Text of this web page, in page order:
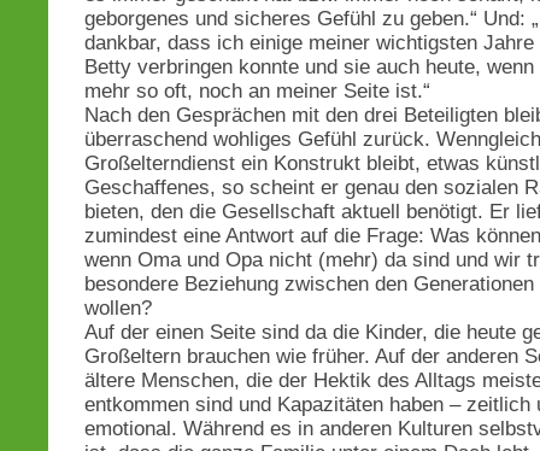
geborgenes und sicheres Gefühl zu geben.“ Und:
dankbar, dass ich einige meiner wichtigsten
Betty verbringen konnte und sie auch heute,
mehr so oft, noch an meiner Seite ist.“
Nach den Gesprächen mit den drei Beteiligten
überraschend wohliges Gefühl zurück.
Großelterndienst ein Konstrukt bleibt, etwas
Geschaffenes, so scheint er genau den sozialen
bieten, den die Gesellschaft aktuell benötigt. Er
zumindest eine Antwort auf die Frage: Was
wenn Oma und Opa nicht (mehr) da sind und wir
besondere Beziehung zwischen den Generationen
wollen?
Auf der einen Seite sind da die Kinder, die heute
Großeltern brauchen wie früher. Auf der anderen
ältere Menschen, die der Hektik des Alltags
entkommen sind und Kapazitäten haben – zeitlich
emotional. Während es in anderen Kulturen